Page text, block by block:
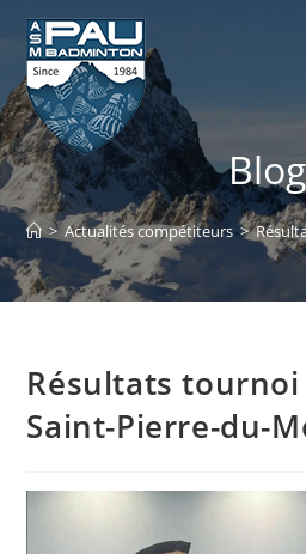
Skip
content
Blog
> Actualités compétiteurs >
Résultats
Saint-Pierre-du-